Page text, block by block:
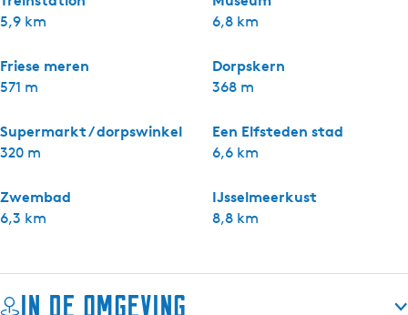
5,9 km 6,8 km
Friese meren
571 m
Dorpskern
368 m
Supermarkt / dorpswinkel
320 m
Een Elfsteden stad
6,6 km
Zwembad
6,3 km
IJsselmeerkust
8,8 km
In de omgeving